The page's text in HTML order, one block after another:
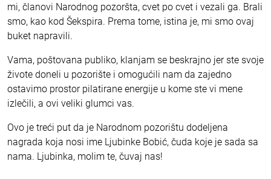
mi, članovi Narodnog pozoršta, cvet po cvet i vezali ga. Brali
smo, kao kod Šekspira. Prema tome, istina je, mi smo ovaj
buket napravili.
Vama, poštovana publiko, klanjam se beskrajno jer ste svoje
živote doneli u pozorište i omogućili nam da zajedno
ostavimo prostor pilatirane energije u kome ste vi mene
izlečili, a ovi veliki glumci vas.
Ovo je treći put da je Narodnom pozorištu dodeljena
nagrada koja nosi ime Ljubinke Bobić, čuda koje je sada sa
nama. Ljubinka, molim te, čuvaj nas!